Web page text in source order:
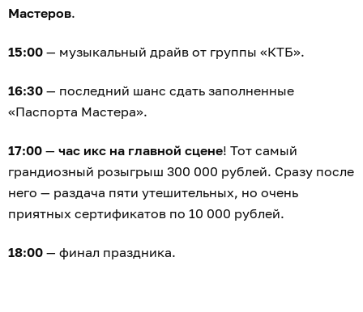
Мастеров.
15:00 — музыкальный драйв от группы «КТБ».
16:30 — последний шанс сдать заполненные
«Паспорта Мастера».
17:00 — час икс на главной сцене! Тот самый
грандиозный розыгрыш 300 000 рублей. Сразу после
него — раздача пяти утешительных, но очень
приятных сертификатов по 10 000 рублей.
18:00 — финал праздника.